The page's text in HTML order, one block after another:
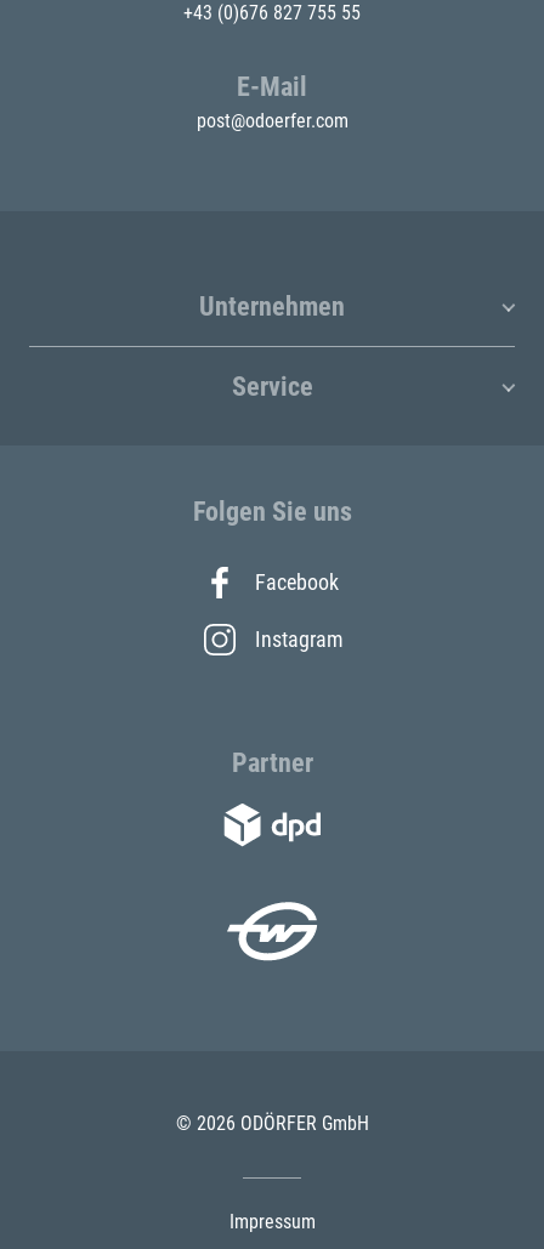
+43 (0)676 827 755 55
E-Mail
post@odoerfer.com
Unternehmen
Service
Folgen Sie uns
Facebook
Instagram
Partner
© 2026 ODÖRFER GmbH
Impressum